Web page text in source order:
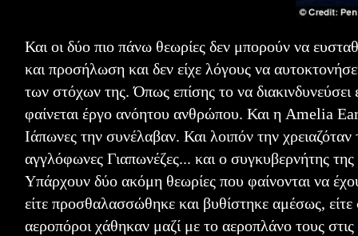
Και οι δύο πιο πάνω θεωρίες δεν μπορούν να
και προσήλωση και δεν είχε λόγους να
των στόχων της. Όπως επίσης το να
φαίνεται έργο ανόητου ανθρώπου. Και η Amelia
Ιάπωνες την συνέλαβαν. Και λοιπόν την
αγγλόφωνες Γιαπωνέζες... και ο συγκυβερνήτης
Υπάρχουν δύο ακόμη θεωρίες που φαίνονται να
είτε προσθαλασσώθηκε και βυθίστηκε αμέσως,
αεροπόροι χάθηκαν μαζί με το αεροπλάνο τους